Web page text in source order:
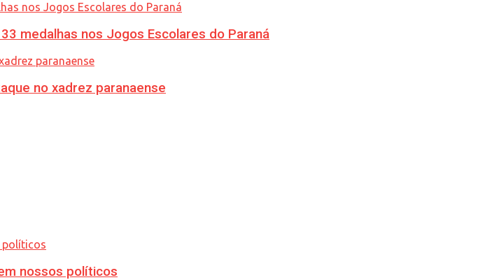
medalhas nos Jogos Escolares do Paraná
no xadrez paranaense
nossos políticos